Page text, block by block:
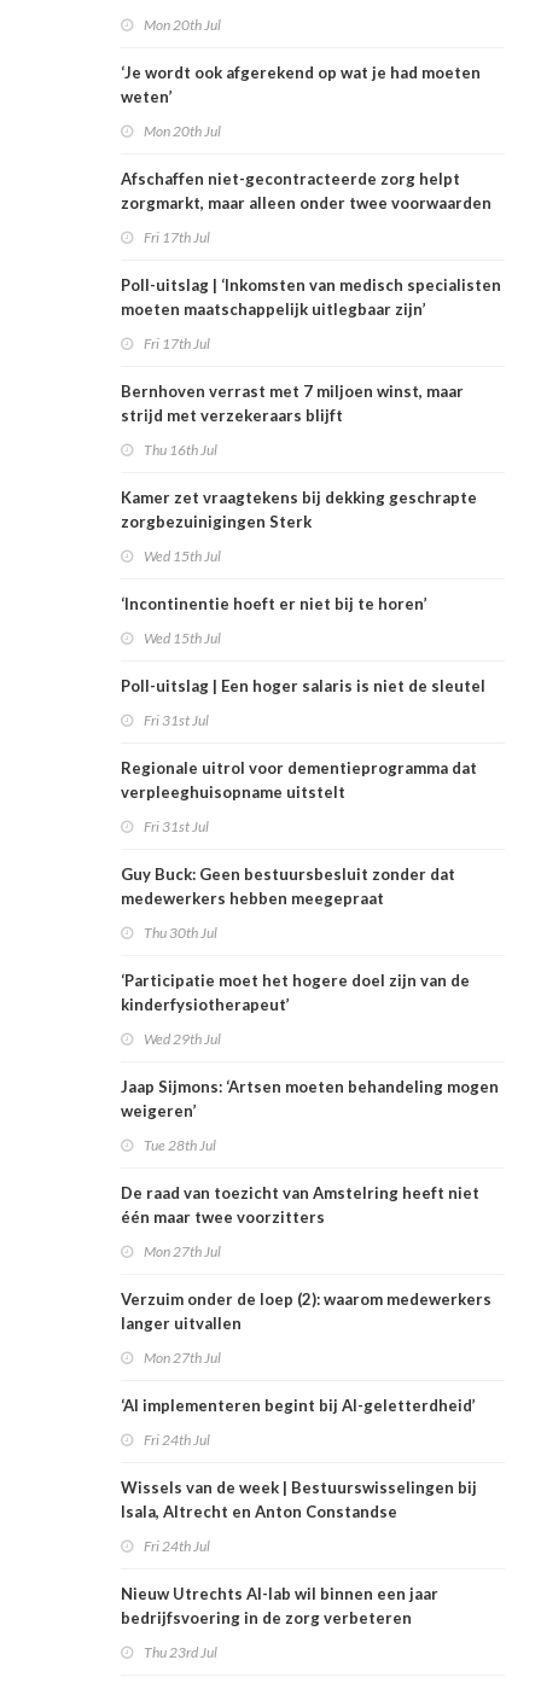
Mon 20th Jul
‘Je wordt ook afgerekend op wat je had moeten
weten’
Mon 20th Jul
Afschaffen niet-gecontracteerde zorg helpt
zorgmarkt, maar alleen onder twee voorwaarden
Fri 17th Jul
Poll-uitslag | ‘Inkomsten van medisch specialisten
moeten maatschappelijk uitlegbaar zijn’
Fri 17th Jul
Bernhoven verrast met 7 miljoen winst, maar
strijd met verzekeraars blijft
Thu 16th Jul
Kamer zet vraagtekens bij dekking geschrapte
zorgbezuinigingen Sterk
Wed 15th Jul
‘Incontinentie hoeft er niet bij te horen’
Wed 15th Jul
Poll-uitslag | Een hoger salaris is niet de sleutel
Fri 31st Jul
Regionale uitrol voor dementieprogramma dat
verpleeghuisopname uitstelt
Fri 31st Jul
Guy Buck: Geen bestuursbesluit zonder dat
medewerkers hebben meegepraat
Thu 30th Jul
‘Participatie moet het hogere doel zijn van de
kinderfysiotherapeut’
Wed 29th Jul
Jaap Sijmons: ‘Artsen moeten behandeling mogen
weigeren’
Tue 28th Jul
De raad van toezicht van Amstelring heeft niet
één maar twee voorzitters
Mon 27th Jul
Verzuim onder de loep (2): waarom medewerkers
langer uitvallen
Mon 27th Jul
‘AI implementeren begint bij AI-geletterdheid’
Fri 24th Jul
Wissels van de week | Bestuurswisselingen bij
Isala, Altrecht en Anton Constandse
Fri 24th Jul
Nieuw Utrechts AI-lab wil binnen een jaar
bedrijfsvoering in de zorg verbeteren
Thu 23rd Jul